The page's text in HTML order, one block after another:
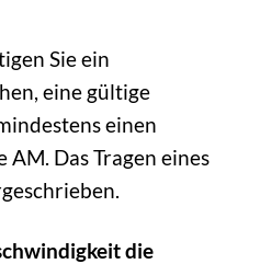
Sie ein
eine gültige
einen
AM. Das Tragen eines
die